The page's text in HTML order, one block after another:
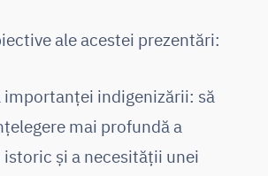
ale acestei prezentări:
importanței indigenizării: să
mai profundă a
și a necesității unei